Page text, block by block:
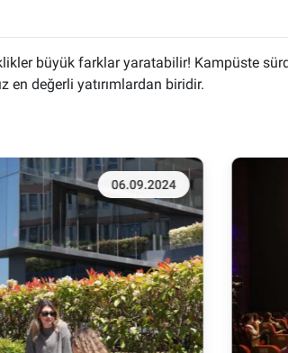
büyük farklar yaratabilir! Kampüste
en değerli yatırımlardan biridir.
06.09.2024